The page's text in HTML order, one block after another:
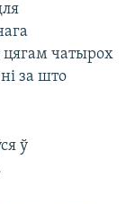
чатырох
за што
ў